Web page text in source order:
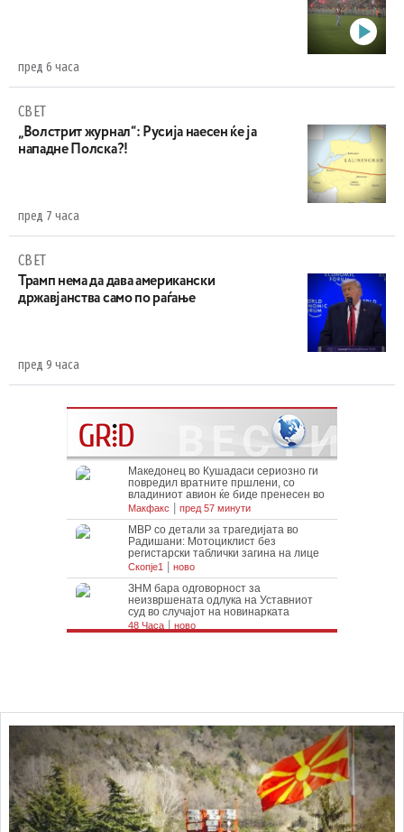
пред 6 часа
СВЕТ
„Волстрит журнал“: Русија наесен ќе ја
нападне Полска?!
пред 7 часа
СВЕТ
Трамп нема да дава американски
државјанства само по раѓање
пред 9 часа